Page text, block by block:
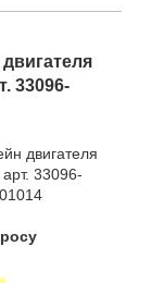
33096-